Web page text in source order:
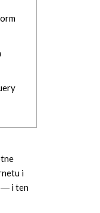
i
― i ten